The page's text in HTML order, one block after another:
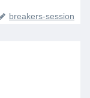
breakers-session